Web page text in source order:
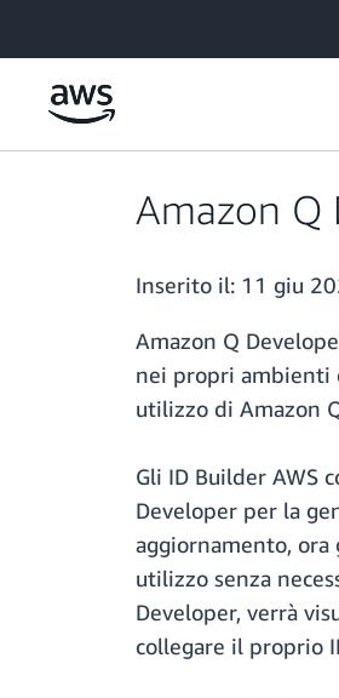
Amazon Q
Inserito il: 11 giu
Amazon Q
nei propri ambienti
utilizzo di Amazon
Gli ID Builder AWS
Developer per la
aggiornamento,
utilizzo senza
Developer, verrà
collegare il proprio